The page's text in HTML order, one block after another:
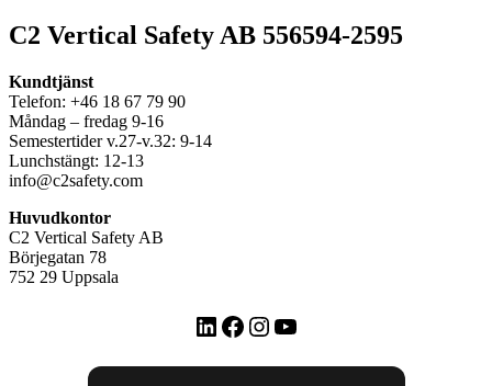
C2 Vertical Safety AB 556594-2595
Kundtjänst
Telefon: +46 18 67 79 90
Måndag – fredag 9-16
Semestertider v.27-v.32: 9-14
Lunchstängt: 12-13
info@c2safety.com
Huvudkontor
C2 Vertical Safety AB
Börjegatan 78
752 29 Uppsala
LinkedIn
Facebook
Instagram
YouTube